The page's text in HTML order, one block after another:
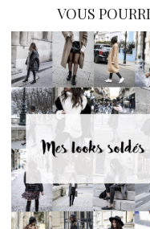
VOUS